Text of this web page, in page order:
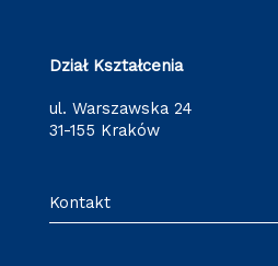
Dział Kształcenia
ul. Warszawska 24
31-155 Kraków
Kontakt